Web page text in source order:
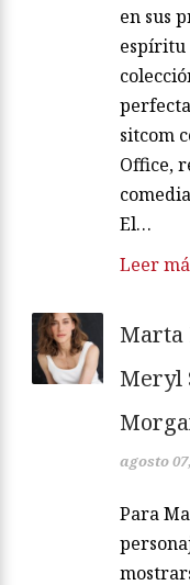
en sus
espíritu
sitcom
Office,
El…
Leer
Marta
Meryl
agosto
Para